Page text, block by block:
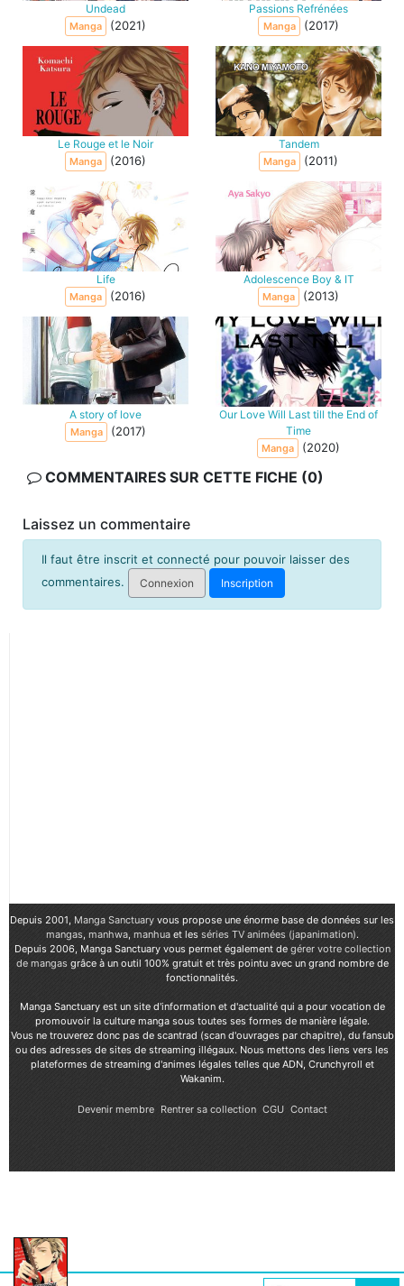
Undead
Manga (2021)
Passions Refrénées
Manga (2017)
Le Rouge et le Noir
Manga (2016)
Tandem
Manga (2011)
Life
Manga (2016)
Adolescence Boy & IT
Manga (2013)
A story of love
Manga (2017)
Our Love Will Last till the End of
Time
Manga (2020)
COMMENTAIRES SUR CETTE FICHE (0)
Laissez un commentaire
Il faut être inscrit et connecté pour pouvoir laisser des
commentaires.
Connexion Inscription
Depuis 2001, Manga Sanctuary vous propose une énorme base de données sur les
mangas, manhwa, manhuaet les séries TV animées (japanimation).
Depuis 2006, Manga Sanctuary vous permet également de gérer votre collection
de mangasgrâce à un outil 100% gratuit et très pointu avec un grand nombre de
fonctionnalités.
Manga Sanctuary est un site d'information et d'actualité qui a pour vocation de
promouvoir la culture manga sous toutes ses formes de manière légale.
Vous ne trouverez donc pas de scantrad (scan d'ouvrages par chapitre), du fansub
ou des adresses de sites de streaming illégaux. Nous mettons des liens vers les
plateformes de streaming d'animes légales telles que ADN, Crunchyroll et
Wakanim.
Devenir membre Rentrer sa collection CGU Contact